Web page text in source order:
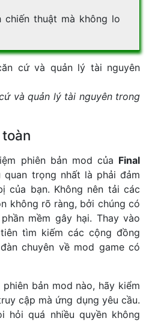
chiến thuật mà không lo
và quản lý tài nguyên trong
phiên bản mod của Final
quan trọng nhất là phải đảm
của bạn. Không nên tải các
không rõ ràng, bởi chúng có
mềm gây hại. Thay vào
tìm kiếm các cộng đồng
chuyên về mod game có
bản mod nào, hãy kiểm
cập mà ứng dụng yêu cầu.
hỏi quá nhiều quyền không